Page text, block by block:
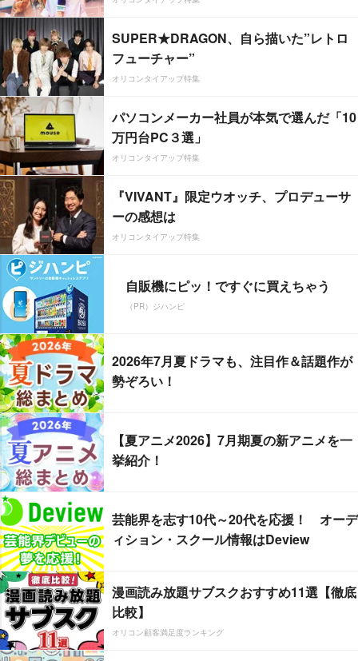
SUPER★DRAGON、自ら描いた”レトロ
フューチャー”
オリコンタイアップ特集
パソコンメーカー社員が本気で選んだ「10
万円台PC３選」
オリコンタイアップ特集
『VIVANT』限定ウオッチ、プロデューサ
ーの感想は
オリコンタイアップ特集
自販機にピッ！ですぐに買えちゃう
（PR）ジハンピ
2026年7月夏ドラマも、注目作＆話題作が
勢ぞろい！
【夏アニメ2026】7月期夏の新アニメを一
挙紹介！
芸能界を志す10代～20代を応援！ オーデ
ィション・スクール情報はDeview
漫画読み放題サブスクおすすめ11選【徹底
比較】
オリコン顧客満足度ランキング